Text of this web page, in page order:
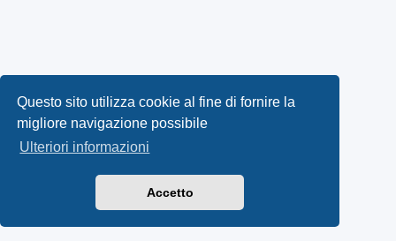
Questo sito utilizza cookie al fine di fornire la
migliore navigazione possibile
Ulteriori informazioni
Accetto